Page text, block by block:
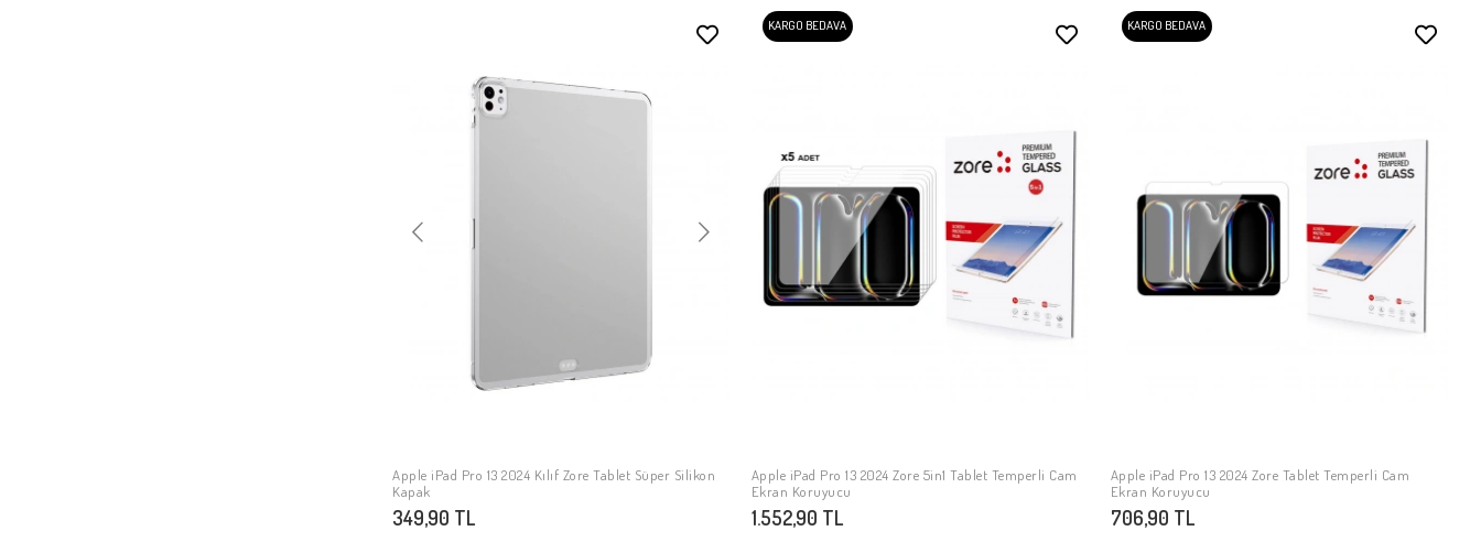
SEPETE EKLE
Apple iPad Pro 13 2024 Kılıf Zore Tablet Süper Silikon
Kapak
349,90 TL
KARGO BEDAVA
SEPETE EKLE
Apple iPad Pro 13 2024 Zore 5in1 Tablet Temperli Cam
Ekran Koruyucu
1.552,90 TL
KARGO BEDAVA
SEPETE EKLE
Apple iPad Pro 13 2024 Zore Tablet Temperli Cam
Ekran Koruyucu
706,90 TL